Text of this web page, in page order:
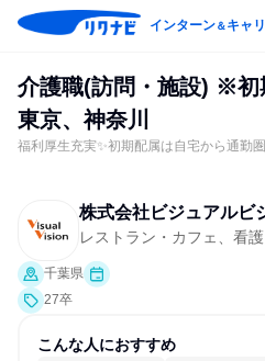
インターン＆キャ
介護職(訪問・施設) ※初
東京、神奈川
福利厚生充実✨初期配属は自宅から通勤
株式会社ビジュアルビ
レストラン・カフェ、看
千葉県
27卒
こんな人におすすめ